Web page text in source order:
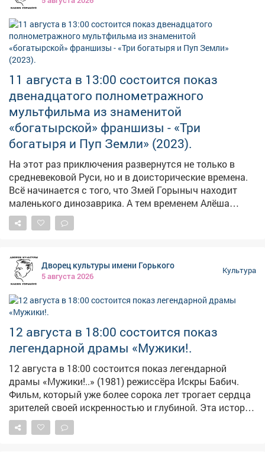
обращайтесь: 2-06-44.
11 августа в 13:00 состоится показ
двенадцатого полнометражного
мультфильма из знаменитой
«богатырской» франшизы - «Три
богатыря и Пуп Земли» (2023).
На этот раз приключения развернутся не только в
средневековой Руси, но и в доисторические времена.
Всё начинается с того, что Змей Горыныч находит
маленького динозаврика. А тем временем Алёша
Попович вместе с Князем и говорящим конём Юлием
буквально проваливаются сквозь землю. Теперь Илье
друзей и узнать, что такое загадочный Пуп Земли.
Героев ждёт встреча с миром динозавров и древних
людей, а также множество невероятных приключений.
Персонажей озвучили известные актёры: Олег
Куликович, Валерий Соловьёв, Дмитрий Быковский-
Ромашов, Сергей Маковецкий и Дмитрий Высоцкий. 📅
Когда: 11 августа, 13:00 📍 Где: Дворец культуры
имени Горького Вход свободный!
Дворец культуры имени Горького
5 августа 2026
Культура
12 августа в 18:00 состоится показ
легендарной драмы «Мужики!.
12 августа в 18:00 состоится показ легендарной
драмы «Мужики!..» (1981) режиссёра Искры Бабич.
Фильм, который уже более сорока лет трогает сердца
зрителей своей искренностью и глубиной. Эта история
рассказывает о шахтёре Павле Зубове, которого
блистательно сыграл Александр Михайлов: много лет